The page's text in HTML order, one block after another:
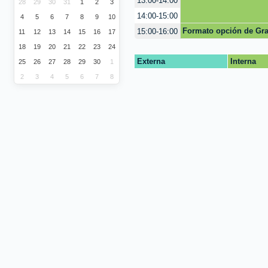
28 29 30 31 1 2 3
4 5 6 7 8 9 10
11 12 13 14 15 16 17
18 19 20 21 22 23 24
25 26 27 28 29 30 1
2 3 4 5 6 7 8
14:00-15:00
15:00-16:00
Formato opción de
Externa Interna